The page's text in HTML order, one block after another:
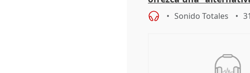
gobierno" con su labor
Sonido Totales